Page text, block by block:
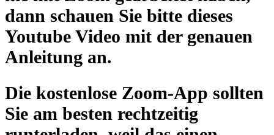
dann schauen Sie bitte dieses
Youtube Video mit der genauen
Anleitung an.
Die kostenlose Zoom-App sollten
Sie am besten rechtzeitig